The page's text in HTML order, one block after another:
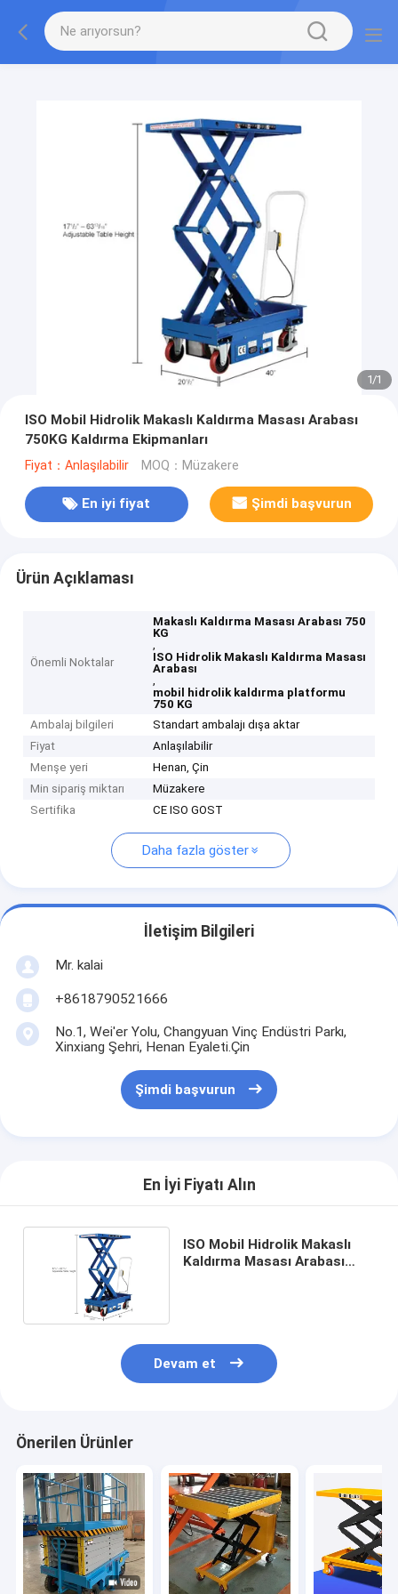
gtag('config', 'G-QWE9HWC3PF', {cookie_flags:
"SameSite=None;Secure"});
1/1
ISO Mobil Hidrolik Makaslı Kaldırma Masası Arabası
750KG Kaldırma Ekipmanları
Fiyat：Anlaşılabilir MOQ：Müzakere
En iyi fiyat Şimdi başvurun
Ürün Açıklaması
Önemli Noktalar
Makaslı Kaldırma Masası Arabası 750
KG
,
ISO Hidrolik Makaslı Kaldırma Masası
Arabası
,
mobil hidrolik kaldırma platformu
750 KG
Ambalaj bilgileri
Standart ambalajı dışa aktar
Fiyat
Anlaşılabilir
Menşe yeri
Henan, Çin
Min sipariş miktarı
Müzakere
Sertifika
CE ISO GOST
Daha fazla göster
İletişim Bilgileri
Mr. kalai
+8618790521666
No.1, Wei'er Yolu, Changyuan Vinç Endüstri Parkı,
Xinxiang Şehri, Henan Eyaleti.Çin
Şimdi başvurun
En İyi Fiyatı Alın
ISO Mobil Hidrolik Makaslı
Kaldırma Masası Arabası
Devam et
Önerilen Ürünler